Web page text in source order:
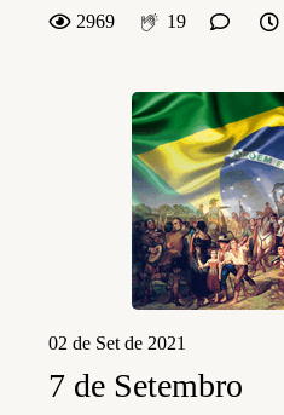
2969 19
02 de Set de 2021
7 de Setembro